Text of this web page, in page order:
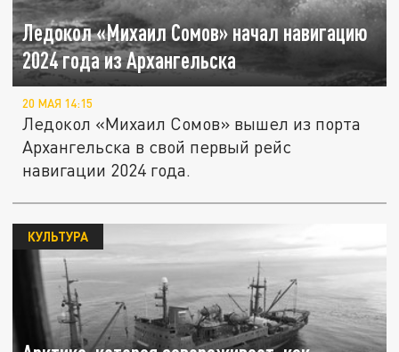
Ледокол «Михаил Сомов» начал навигацию
2024 года из Архангельска
20 МАЯ 14:15
Ледокол «Михаил Сомов» вышел из порта
Архангельска в свой первый рейс
навигации 2024 года.
КУЛЬТУРА